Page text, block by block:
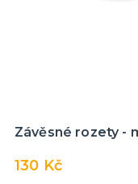
Závěsné rozety -
130 Kč